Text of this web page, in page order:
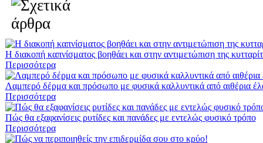
Η διακοπή καπνίσματος βοηθάει και στην αντιμετώπιση της
Περισσότερα
Λαμπερό δέρμα και πρόσωπο με φυσικά καλλυντικά από αιθέρια
Περισσότερα
Πώς θα εξαφανίσεις ρυτίδες και πανάδες με εντελώς φυσικό τρόπο
Περισσότερα